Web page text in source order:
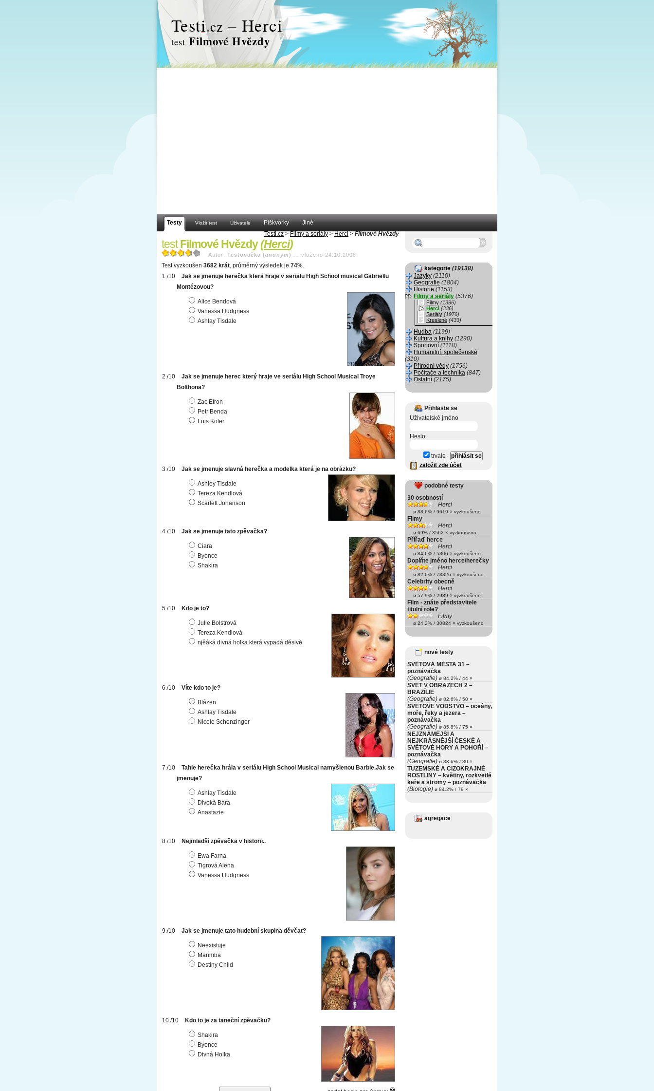
Testi.cz – Herci
test Filmové Hvězdy
Testy Vložit test Uživatelé Piškvorky
Jiné
Testi.cz > Filmy a seriály > Herci > Filmové Hvězdy
testFilmové Hvězdy(Herci)
Autor: Testovačka (anonym) vloženo 24.10.2008
Test vyzkoušen 3682 krát, průměrný výsledek je 74%.
Jak se jmenuje herečka která hraje v seriálu High School musical Gabriellu
Montézovou?
Alice Bendová
Vanessa Hudgness
Ashlay Tisdale
Jak se jmenuje herec který hraje ve seriálu High School Musical Troye
Bolthona?
Zac Efron
Petr Benda
Luis Koler
Jak se jmenuje slavná herečka a modelka která je na obrázku?
Ashley Tisdale
Tereza Kendlová
Scarlett Johanson
Jak se jmenuje tato zpěvačka?
Ciara
Byonce
Shakira
Kdo je to?
Julie Bolstrová
Tereza Kendlová
njěáká divná holka která vypadá děsivě
Víte kdo to je?
Blázen
Ashlay Tisdale
Nicole Schenzinger
Tahle herečka hrála v seriálu High School Musical namyšlenou Barbie.Jak se
jmenuje?
Ashlay Tisdale
Divoká Bára
Anastazie
Nejmladší zpěvačka v historii..
Ewa Farna
Tigrová Alena
Vanessa Hudgness
Jak se jmenuje tato hudební skupina děvčat?
Neexistuje
Marimba
Destiny Child
Kdo to je za taneční zpěvačku?
Shakira
Byonce
Divná Holka
kategorie (19138)
Jazyky (2110)
Geografie (1804)
Historie (1153)
Filmy a seriály (5376)
Filmy (1396)
Herci (336)
Seriály (1976)
Kreslené (433)
Hudba (1199)
Kultura a knihy (1290)
Sportovní (1118)
Humanitní, společenské
(310)
Přírodní vědy (1756)
Počítače a technika (847)
Ostatní (2175)
Přihlaste se
Uživatelské jméno
Heslo
trvale
založit zde účet
podobné testy
30 osobností
Herci
ø 88.6% / 9619 × vyzkoušeno
Filmy
Herci
ø 69% / 3562 × vyzkoušeno
Přiřaď herce
Herci
ø 84.6% / 5806 × vyzkoušeno
Doplňte jméno herce/herečky
Herci
ø 82.6% / 73326 × vyzkoušeno
Celebrity obecně
Herci
ø 57.9% / 2989 × vyzkoušeno
Film - znáte představitele
titulní role?
Filmy
ø 24.2% / 30824 × vyzkoušeno
nové testy
SVĚTOVÁ MĚSTA 31 –
poznávačka
(Geografie) ø 84.2% / 44 ×
SVĚT V OBRAZECH 2 –
BRAZÍLIE
(Geografie) ø 82.6% / 50 ×
SVĚTOVÉ VODSTVO – oceány,
moře, řeky a jezera –
poznávačka
(Geografie) ø 85.8% / 75 ×
NEJZNÁMĚJŠÍ A
NEJKRÁSNĚJŠÍ ČESKÉ A
SVĚTOVÉ HORY A POHOŘÍ –
poznávačka
(Geografie) ø 83.6% / 80 ×
TUZEMSKÉ A CIZOKRAJNÉ
ROSTLINY – květiny, rozkvetlé
keře a stromy – poznávačka
(Biologie) ø 84.2% / 79 ×
agregace